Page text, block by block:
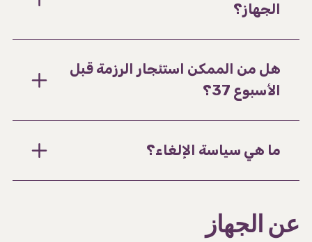
الجهاز؟
هل من الممكن استئجار الرزمة قبل
الأسبوع 37؟
ما هي سياسة الإلغاء؟
عن الجهاز